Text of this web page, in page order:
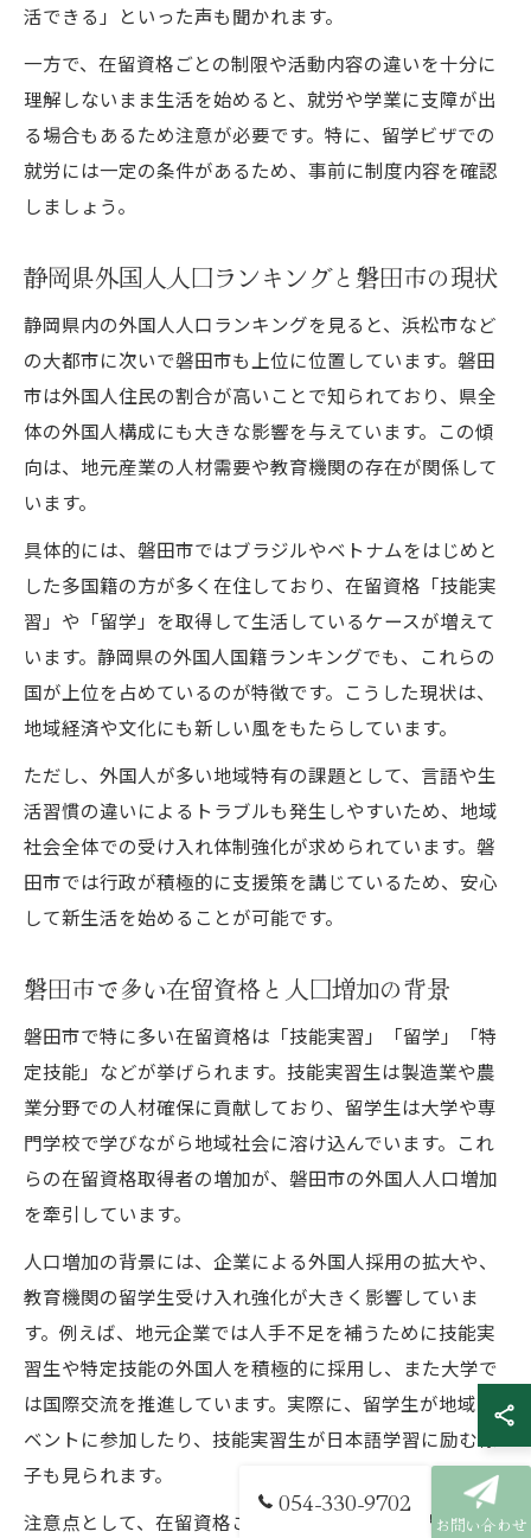
活できる」といった声も聞かれます。
一方で、在留資格ごとの制限や活動内容の違いを十分に
理解しないまま生活を始めると、就労や学業に支障が出
る場合もあるため注意が必要です。特に、留学ビザでの
就労には一定の条件があるため、事前に制度内容を確認
しましょう。
静岡県外国人人口ランキングと磐田市の現状
静岡県内の外国人人口ランキングを見ると、浜松市など
の大都市に次いで磐田市も上位に位置しています。磐田
市は外国人住民の割合が高いことで知られており、県全
体の外国人構成にも大きな影響を与えています。この傾
向は、地元産業の人材需要や教育機関の存在が関係して
います。
具体的には、磐田市ではブラジルやベトナムをはじめと
した多国籍の方が多く在住しており、在留資格「技能実
習」や「留学」を取得して生活しているケースが増えて
います。静岡県の外国人国籍ランキングでも、これらの
国が上位を占めているのが特徴です。こうした現状は、
地域経済や文化にも新しい風をもたらしています。
ただし、外国人が多い地域特有の課題として、言語や生
活習慣の違いによるトラブルも発生しやすいため、地域
社会全体での受け入れ体制強化が求められています。磐
田市では行政が積極的に支援策を講じているため、安心
して新生活を始めることが可能です。
磐田市で多い在留資格と人口増加の背景
磐田市で特に多い在留資格は「技能実習」「留学」「特
定技能」などが挙げられます。技能実習生は製造業や農
業分野での人材確保に貢献しており、留学生は大学や専
門学校で学びながら地域社会に溶け込んでいます。これ
らの在留資格取得者の増加が、磐田市の外国人人口増加
を牽引しています。
人口増加の背景には、企業による外国人採用の拡大や、
教育機関の留学生受け入れ強化が大きく影響していま
す。例えば、地元企業では人手不足を補うために技能実
習生や特定技能の外国人を積極的に採用し、また大学で
は国際交流を推進しています。実際に、留学生が地域イ
ベントに参加したり、技能実習生が日本語学習に励む様
子も見られます。
注意点として、在留資格ごとに認められる活動内容や就
054-330-9702
お問い合わせ